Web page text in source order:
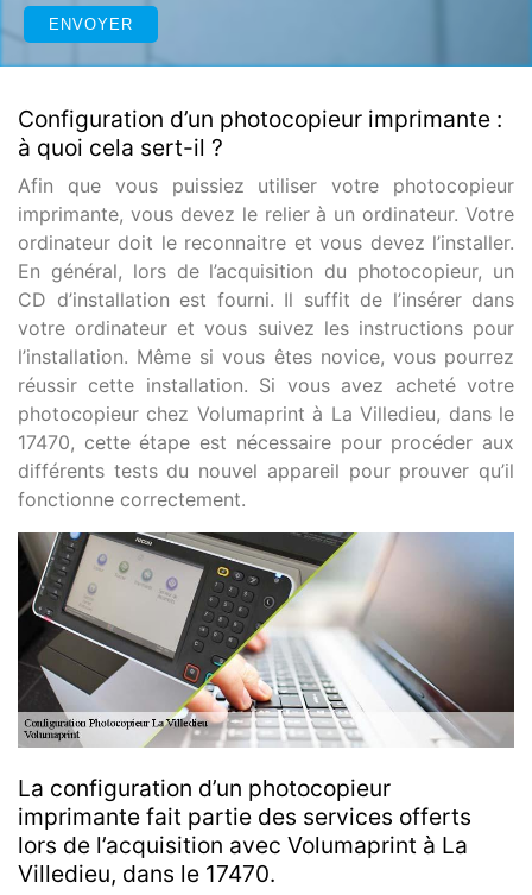
Configuration d’un photocopieur imprimante :
à quoi cela sert-il ?
Afin que vous puissiez utiliser votre photocopieur
imprimante, vous devez le relier à un ordinateur. Votre
ordinateur doit le reconnaitre et vous devez l’installer.
En général, lors de l’acquisition du photocopieur, un
CD d’installation est fourni. Il suffit de l’insérer dans
votre ordinateur et vous suivez les instructions pour
l’installation. Même si vous êtes novice, vous pourrez
réussir cette installation. Si vous avez acheté votre
photocopieur chez Volumaprint à La Villedieu, dans le
17470, cette étape est nécessaire pour procéder aux
différents tests du nouvel appareil pour prouver qu’il
fonctionne correctement.
La configuration d’un photocopieur
imprimante fait partie des services offerts
lors de l’acquisition avec Volumaprint à La
Villedieu, dans le 17470.